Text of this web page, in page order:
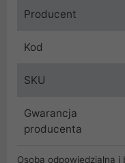
Producent
Kod
SKU
Gwarancja
producenta
Osoba odpowiedzialna i